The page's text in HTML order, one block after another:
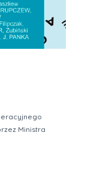
Ministra